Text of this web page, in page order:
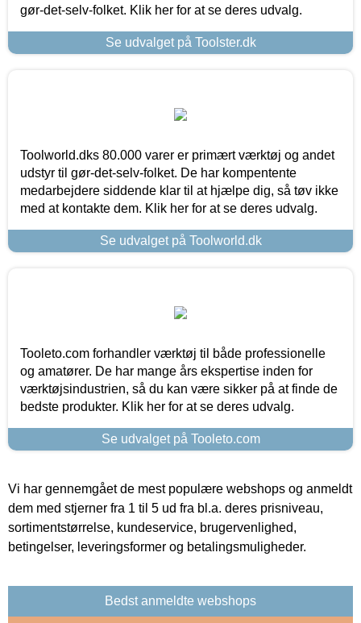
gør-det-selv-folket. Klik her for at se deres udvalg.
Se udvalget på Toolster.dk
Toolworld.dks 80.000 varer er primært værktøj og andet
udstyr til gør-det-selv-folket. De har kompentente
medarbejdere siddende klar til at hjælpe dig, så tøv ikke
med at kontakte dem. Klik her for at se deres udvalg.
Se udvalget på Toolworld.dk
Tooleto.com forhandler værktøj til både professionelle
og amatører. De har mange års ekspertise inden for
værktøjsindustrien, så du kan være sikker på at finde de
bedste produkter. Klik her for at se deres udvalg.
Se udvalget på Tooleto.com
Vi har gennemgået de mest populære webshops og anmeldt
dem med stjerner fra 1 til 5 ud fra bl.a. deres prisniveau,
sortimentstørrelse, kundeservice, brugervenlighed,
betingelser, leveringsformer og betalingsmuligheder.
Bedst anmeldte webshops